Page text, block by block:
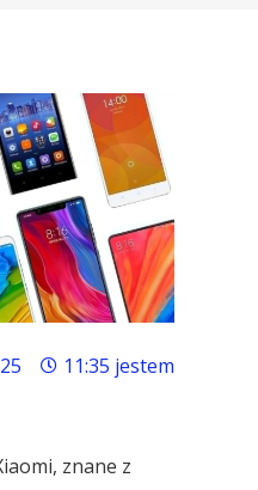
11:35 jestem
znane z